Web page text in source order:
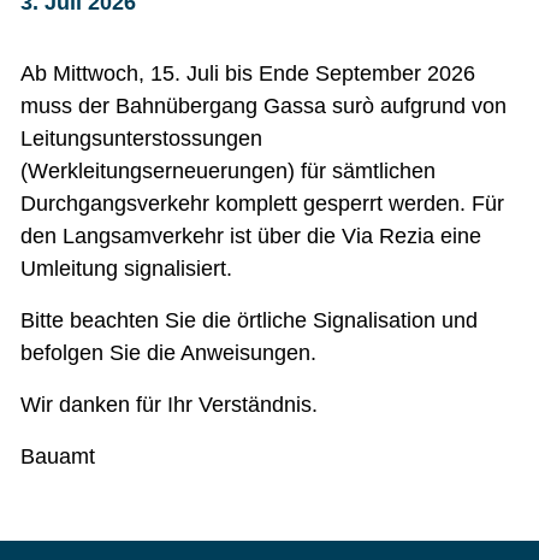
Ab Mittwoch, 15. Juli bis Ende September 2026
muss der Bahnübergang Gassa surò aufgrund von
Leitungsunterstossungen
(Werkleitungserneuerungen) für sämtlichen
Durchgangsverkehr komplett gesperrt werden. Für
den Langsamverkehr ist über die Via Rezia eine
Umleitung signalisiert.
Bitte beachten Sie die örtliche Signalisation und
befolgen Sie die Anweisungen.
Wir danken für Ihr Verständnis.
Bauamt